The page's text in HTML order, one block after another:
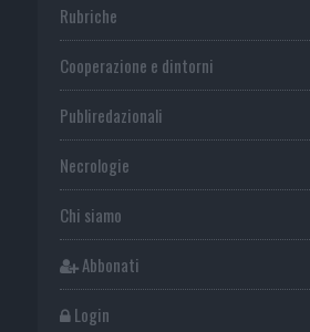
Rubriche
Cooperazione e dintorni
Publiredazionali
Necrologie
Chi siamo
Abbonati
Login